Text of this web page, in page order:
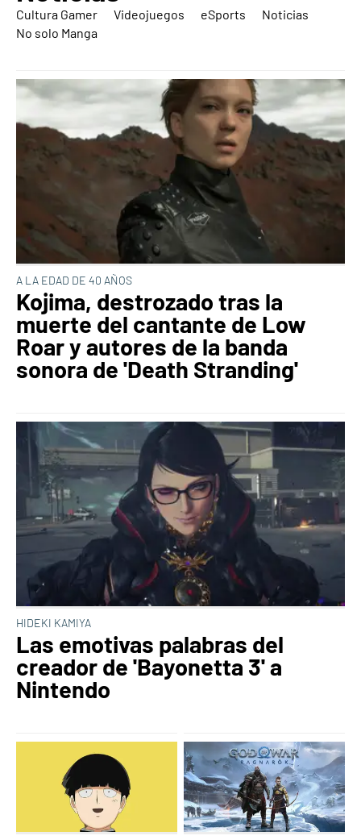
Cultura Gamer Videojuegos eSports
Noticias
No solo Manga
A LA EDAD DE 40 AÑOS
Kojima, destrozado tras la
muerte del cantante de Low
Roar y autores de la banda
sonora de 'Death Stranding'
HIDEKI KAMIYA
Las emotivas palabras del
creador de 'Bayonetta 3' a
Nintendo